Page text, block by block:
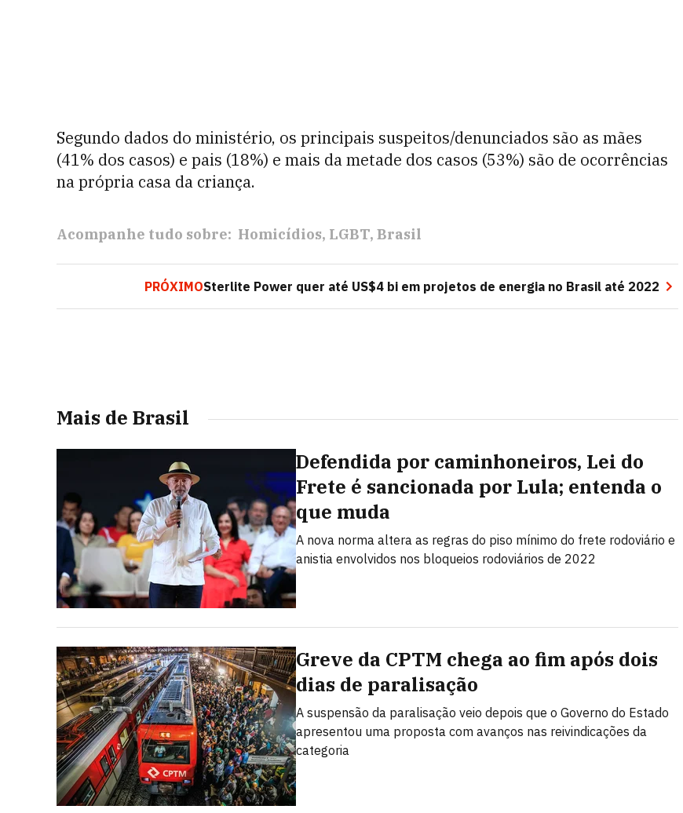
Segundo dados do ministério, os principais suspeitos/denunciados são as mães
(41% dos casos) e pais (18%) e mais da metade dos casos (53%) são de ocorrências
na própria casa da criança.
Acompanhe tudo sobre: Homicídios LGBT Brasil
PRÓXIMOSterlite Power quer até US$4 bi em projetos de energia no Brasil até 2022
Mais de Brasil
Defendida por caminhoneiros, Lei do
Frete é sancionada por Lula; entenda o
que muda
A nova norma altera as regras do piso mínimo do frete rodoviário e
anistia envolvidos nos bloqueios rodoviários de 2022
Greve da CPTM chega ao fim após dois
dias de paralisação
A suspensão da paralisação veio depois que o Governo do Estado
apresentou uma proposta com avanços nas reivindicações da
categoria